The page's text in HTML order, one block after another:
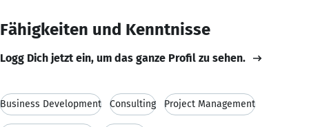
Fähigkeiten und Kenntnisse
Logg Dich jetzt ein, um das ganze Profil zu sehen.
Business Development Consulting Project Management